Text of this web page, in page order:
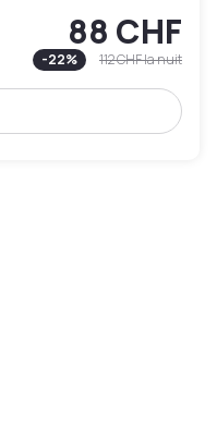
88 CHF
-22% 112 CHFla nuit